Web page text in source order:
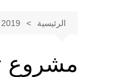
الرئيسية 2019
مشروع